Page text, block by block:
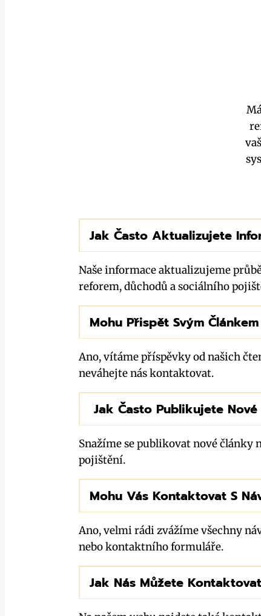
Jak Často Aktualizujete
Naše informace aktualizujeme
reforem, důchodů a sociálního
Mohu Přispět Svým
Ano, vítáme příspěvky od našich
neváhejte nás kontaktovat.
Jak Často Publikujete Nové
Snažíme se publikovat nové
pojištění.
Mohu Vás Kontaktovat S
Ano, velmi rádi zvážíme všechny
nebo kontaktního formuláře.
Jak Nás Můžete